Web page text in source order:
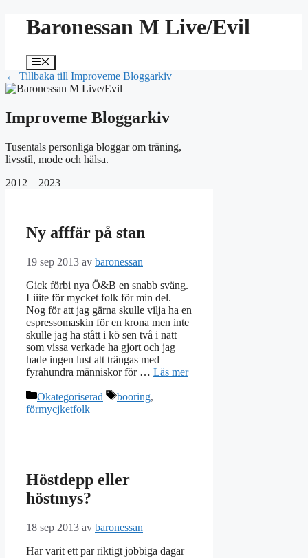
HoppaBaronessan M Live/Evil
Meny
← Tillbaka till Improveme Bloggarkiv
Improveme Bloggarkiv
Tusentals personliga bloggar om träning,
livsstil, mode och hälsa.
2012 – 2023
Ny afffär på stan
19 sep 2013 av baronessan
Gick förbi nya Ö&B en snabb sväng.
Liiite för mycket folk för min del.
Nog för att jag gärna skulle vilja ha en
espressomaskin för en krona men inte
skulle jag ha stått i kö sen två i natt
som vissa verkade ha gjort och jag
hade ingen lust att trängas med
fyrahundra människor för … Läs mer
Kategorier
Okategoriserad Etiketter
booring,
förmycjketfolk
Höstdepp eller
höstmys?
18 sep 2013 av baronessan
Har varit ett par riktigt jobbiga dagar